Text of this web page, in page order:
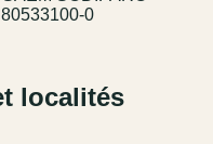
0
localités